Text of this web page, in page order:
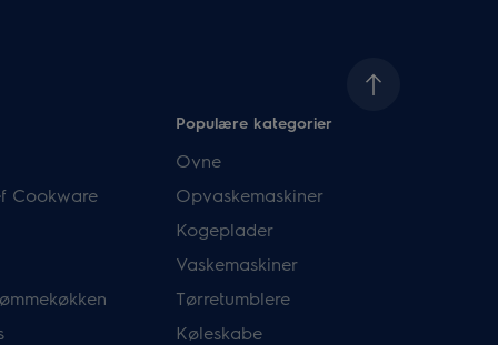
Cookware
Populære kategorier
Ovne
Opvaskemaskiner
Kogeplader
Vaskemaskiner
Tørretumblere
Køleskabe